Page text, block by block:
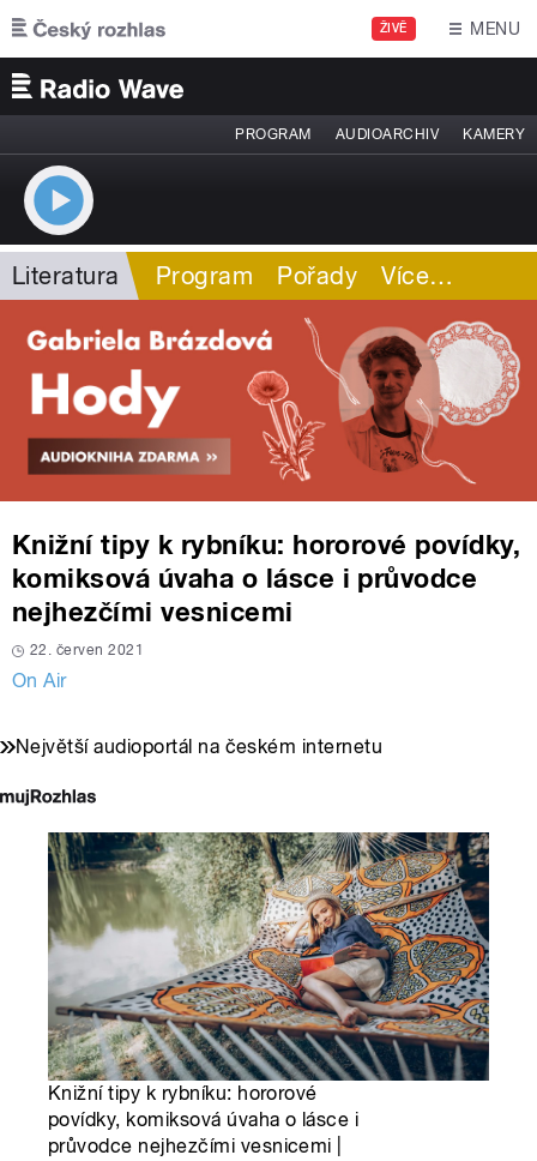
Přejít k hlavnímu obsahu
ŽIVĚ MENU
PROGRAM AUDIOARCHIV KAMERY
Literatura Program Pořady Více…
Knižní tipy k rybníku: hororové povídky,
komiksová úvaha o lásce i průvodce
nejhezčími vesnicemi
22. červen 2021
On Air
Největší audioportál na českém internetu
Knižní tipy k rybníku: hororové
povídky, komiksová úvaha o lásce i
průvodce nejhezčími vesnicemi |